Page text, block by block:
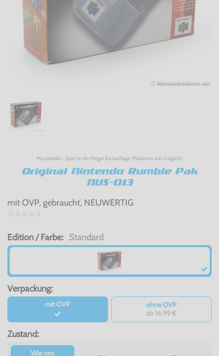
Musterbild - Spiel in der Regel Erstauflage (Platinum o.ä. möglich)
Original Nintendo Rumble Pak
NUS-013
mit OVP, gebraucht, NEUWERTIG
Edition / Farbe: Standard
Verpackung:
mit OVP
ohne OVP
ab 16,99 €
Zustand:
Wie neu